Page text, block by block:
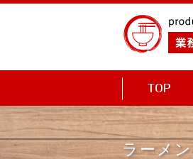
ラーメ